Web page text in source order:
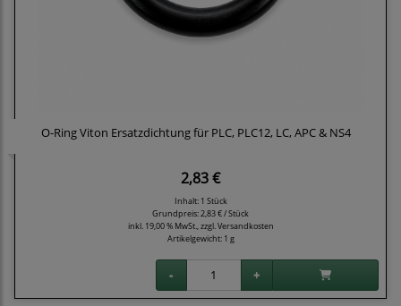
O-Ring Viton Ersatzdichtung für PLC, PLC12, LC, APC & NS4
2,83 €
Inhalt: 1 Stück
Grundpreis:2,83 € / Stück
inkl. 19,00 % MwSt., zzgl.Versandkosten
Artikelgewicht: 1 g